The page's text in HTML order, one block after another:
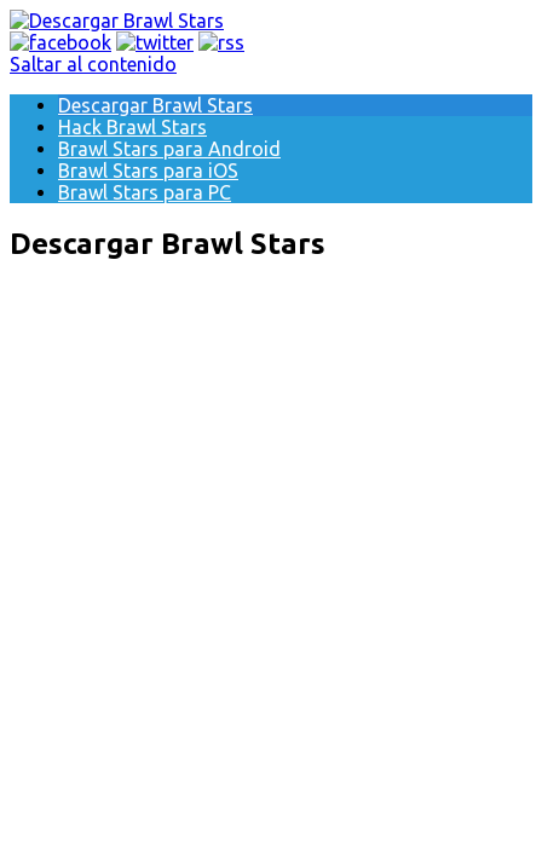
Saltar al contenido
Descargar Brawl Stars
Hack Brawl Stars
Brawl Stars para Android
Brawl Stars para iOS
Brawl Stars para PC
Descargar Brawl Stars